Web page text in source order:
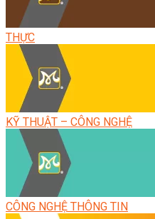
THỰC
KỸ THUẬT – CÔNG NGHỆ
CÔNG NGHỆ THÔNG TIN